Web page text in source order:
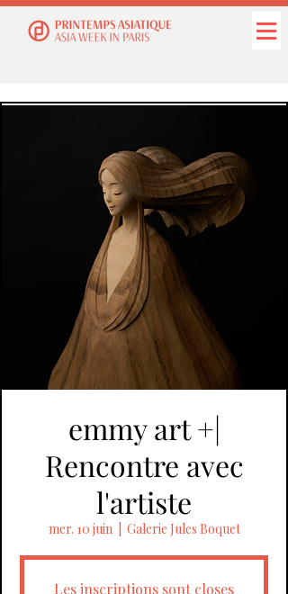
emmy art +|
Rencontre avec
l'artiste
mer. 10 juin
  |
Galerie Jules Boquet
Les inscriptions sont closes